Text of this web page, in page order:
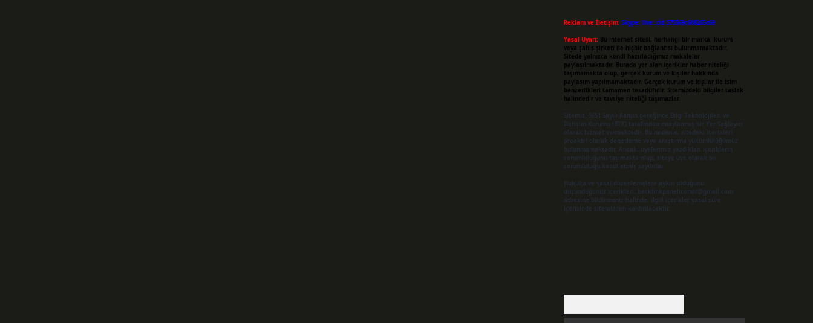
Reklam ve İletişim: Skype: live:.cid.575569c608265c69
Yasal Uyarı: Bu internet sitesi, herhangi bir marka, kurum
veya şahıs şirketi ile hiçbir bağlantısı bulunmamaktadır.
Sitede yalnızca kendi hazırladığımız makaleler
paylaşılmaktadır. Burada yer alan içerikler haber niteliği
taşımamakta olup, gerçek kurum ve kişiler hakkında
paylaşım yapılmamaktadır. Gerçek kurum ve kişiler ile isim
benzerlikleri tamamen tesadüfidir. Sitemizdeki bilgiler taslak
halindedir ve tavsiye niteliği taşımazlar.
Sitemiz, 5651 Sayılı Kanun gereğince Bilgi Teknolojileri ve
İletişim Kurumu (BTK) tarafından onaylanmış bir Yer Sağlayıcı
olarak hizmet vermektedir. Bu nedenle, sitedeki içerikleri
proaktif olarak denetleme veya araştırma yükümlülüğümüz
bulunmamaktadır. Ancak, üyelerimiz yazdıkları içeriklerin
sorumluluğunu taşımakta olup, siteye üye olarak bu
sorumluluğu kabul etmiş sayılırlar.
Hukuka ve yasal düzenlemelere aykırı olduğunu
düşündüğünüz içerikleri,
backlinkpanelicomtr@gmail.com
adresine bildirmeniz halinde, ilgili içerikler yasal süre
içerisinde sitemizden kaldırılacaktır.